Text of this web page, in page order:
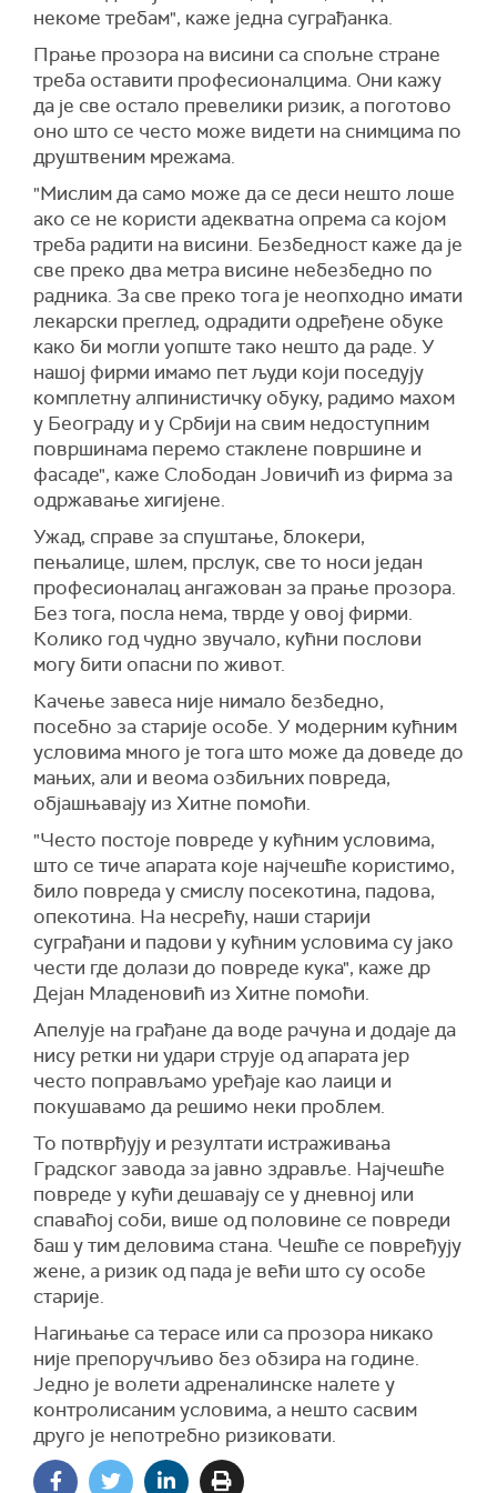
некоме требам", каже једна суграђанка.
Прање прозора на висини са спољне стране
треба оставити професионалцима. Они кажу
да је све остало превелики ризик, а поготово
оно што се често може видети на снимцима по
друштвеним мрежама.
"Мислим да само може да се деси нешто лоше
ако се не користи адекватна опрема са којом
треба радити на висини. Безбедност каже да је
све преко два метра висине небезбедно по
радника. За све преко тога је неопходно имати
лекарски преглед, одрадити одређене обуке
како би могли уопште тако нешто да раде. У
нашој фирми имамо пет људи који поседују
комплетну алпинистичку обуку, радимо махом
у Београду и у Србији на свим недоступним
површинама перемо стаклене површине и
фасаде", каже Слободан Јовичић из фирма за
одржавање хигијене.
Ужад, справе за спуштање, блокери,
пењалице, шлем, прслук, све то носи један
професионалац ангажован за прање прозора.
Без тога, посла нема, тврде у овој фирми.
Колико год чудно звучало, кућни послови
могу бити опасни по живот.
Качење завеса није нимало безбедно,
посебно за старије особе. У модерним кућним
условима много је тога што може да доведе до
мањих, али и веома озбиљних повреда,
објашњавају из Хитне помоћи.
"Често постоје повреде у кућним условима,
што се тиче апарата које најчешће користимо,
било повреда у смислу посекотина, падова,
опекотина. На несрећу, наши старији
суграђани и падови у кућним условима су јако
чести где долази до повреде кука", каже др
Дејан Младеновић из Хитне помоћи.
Апелује на грађане да воде рачуна и додаје да
нису ретки ни удари струје од апарата јер
често поправљамо уређаје као лаици и
покушавамо да решимо неки проблем.
То потврђују и резултати истраживања
Градског завода за јавно здравље. Најчешће
повреде у кући дешавају се у дневној или
спаваћој соби, више од половине се повреди
баш у тим деловима стана. Чешће се повређују
жене, а ризик од пада је већи што су особе
старије.
Нагињање са терасе или са прозора никако
није препоручљиво без обзира на године.
Једно је волети адреналинске налете у
контролисаним условима, а нешто сасвим
друго је непотребно ризиковати.